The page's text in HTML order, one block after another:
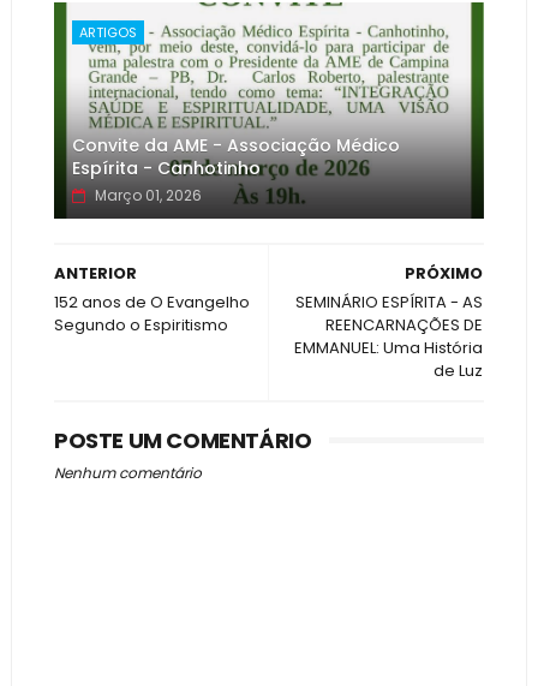
ARTIGOS
Convite da AME - Associação Médico
Espírita - Canhotinho
Março 01, 2026
PRÓXIMO
SEMINÁRIO ESPÍRITA - AS
REENCARNAÇÕES DE
EMMANUEL: Uma História
de Luz
ANTERIOR
152 anos de O Evangelho
Segundo o Espiritismo
POSTE UM COMENTÁRIO
Nenhum comentário